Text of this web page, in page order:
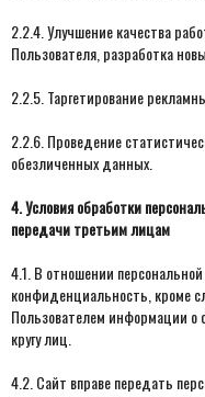
2.2.4. Улучшение качества
Пользователя, разработка
2.2.5. Таргетирование
2.2.6. Проведение
обезличенных данных.
4. Условия обработки
передачи третьим лицам
4.1. В отношении
конфиденциальность, кроме
Пользователем информации о
кругу лиц.
4.2. Сайт вправе передать